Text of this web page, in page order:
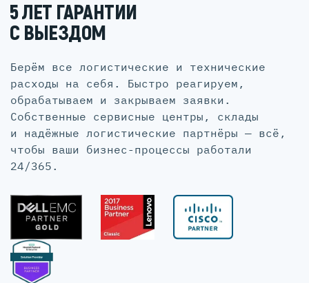
5 ЛЕТ ГАРАНТИИ
С ВЫЕЗДОМ
Берём все логистические и технические
расходы на себя. Быстро реагируем,
обрабатываем и закрываем заявки.
Собственные сервисные центры, склады
и надёжные логистические партнёры — всё,
чтобы ваши бизнес-процессы работали
24/365.